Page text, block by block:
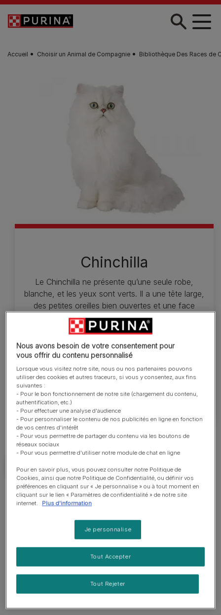
Skip to main content
Accueil Choisir un Animal de Compagnie Bibliothèque Des Races de
Chinchilla
Le Chinchilla ne présente qu’une seule robe,
blanche, et les yeux sont verts. Il a une tête large,
des petites oreilles bien ouvertes et une face
courte et plate. Les grands yeux sont ronds et
brillants. Bien que le squelette du Chinchilla tende à
être plus fin que celui de la plupart des Persans,
ses pattes restent courtes, épaisses et puissantes.
La queue est courte et très fournie. Le poil est
long, épais et très abondant, avec un sous-poil
dense et doux.
Bon à savoir
Toilettage quotidien nécessaire
Nous avons besoin de votre consentement pour
vous offrir du contenu personnalisé
Lorsque vous visitez notre site, nous ou nos partenaires pouvons
utiliser des cookies et autres traceurs, si vous y consentez, aux fins
suivantes :
- Pour le bon fonctionnement de notre site (chargement du contenu,
authentification, etc.)
- Pour effectuer une analyse d'audience
- Pour personnaliser le contenu de nos publicités en ligne en fonction
de vos centres d'intérêt
- Pour vous permettre de partager du contenu via les boutons de
réseaux sociaux
- Pour vous permettre d'utiliser notre module de chat en ligne
Pour en savoir plus, vous pouvez consulter notre Politique de
Cookies, ainsi que notre Politique de Confidentialité, ou définir vos
préférences en cliquant sur « Je personnalise » ou à tout moment en
cliquant sur le lien « Paramètres de confidentialité » de notre site
internet.
Plus d'information
Je personnalise
Tout Rejeter
Tout Accepter